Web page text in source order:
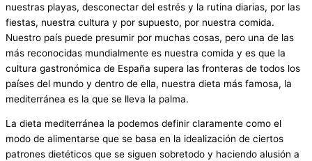
nuestras playas, desconectar del estrés y la rutina diarias, por las
fiestas, nuestra cultura y por supuesto, por nuestra comida.
Nuestro país puede presumir por muchas cosas, pero una de las
más reconocidas mundialmente es nuestra comida y es que la
cultura gastronómica de España supera las fronteras de todos los
países del mundo y dentro de ella, nuestra dieta más famosa, la
mediterránea es la que se lleva la palma.
La dieta mediterránea la podemos definir claramente como el
modo de alimentarse que se basa en la idealización de ciertos
patrones dietéticos que se siguen sobretodo y haciendo alusión a